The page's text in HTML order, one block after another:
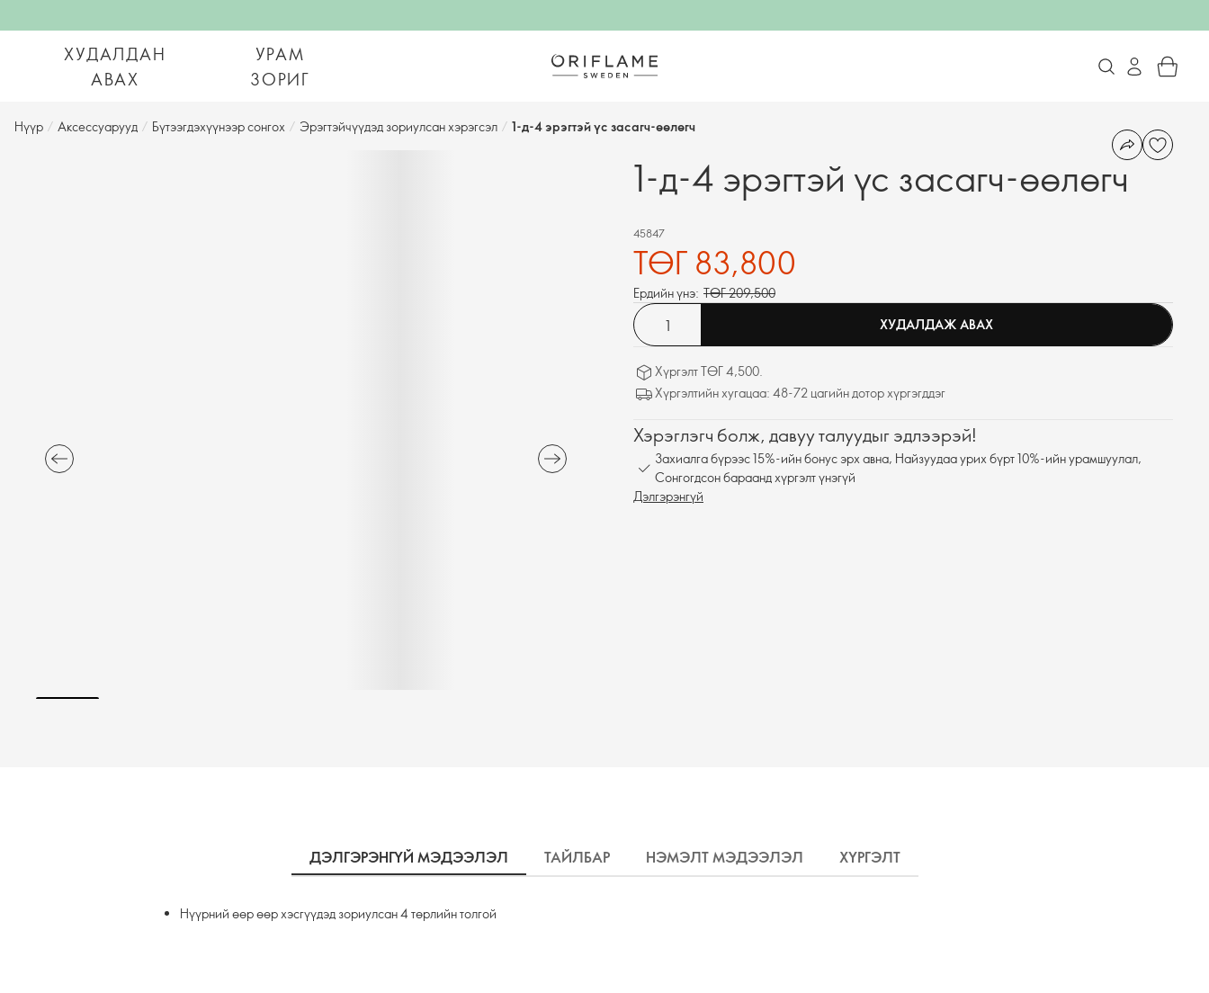
ХУДАЛДАН
АВАХ
УРАМ
ЗОРИГ
Нүүр / Аксессуарууд / Бүтээгдэхүүнээр сонгох / Эрэгтэйчүүдэд зориулсан хэрэгсэл / 1-д-4 эрэгтэй үс засагч-өөлөгч
1-д-4 эрэгтэй үс засагч-өөлөгч
45847
ТӨГ 83,800
Ердийн үнэ: ТӨГ 209,500
ХУДАЛДАЖ АВАХ
Хүргэлт ТӨГ 4,500.
Хүргэлтийн хугацаа: 48-72 цагийн дотор хүргэгддэг
Хэрэглэгч болж, давуу талуудыг эдлээрэй!
Захиалга бүрээс 15%-ийн бонус эрх авна, Найзуудаа урих бүрт 10%-ийн урамшуулал,
Сонгогдсон бараанд хүргэлт үнэгүй
Дэлгэрэнгүй
ДЭЛГЭРЭНГҮЙ МЭДЭЭЛЭЛ ТАЙЛБАР НЭМЭЛТ МЭДЭЭЛЭЛ ХҮРГЭЛТ
Нүүрний өөр өөр хэсгүүдэд зориулсан 4 төрлийн толгой